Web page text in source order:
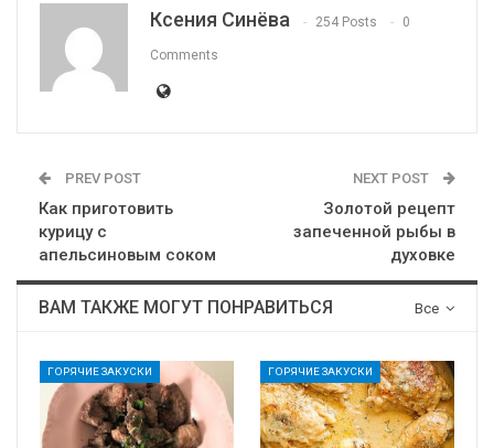
Ксения Синёва 254 Posts 0
Comments
PREV POST
Как приготовить
курицу с
апельсиновым соком
NEXT POST
Золотой рецепт
запеченной рыбы в
духовке
Все
ВАМ ТАКЖЕ МОГУТ ПОНРАВИТЬСЯ
ГОРЯЧИЕ ЗАКУСКИ ГОРЯЧИЕ ЗАКУСКИ